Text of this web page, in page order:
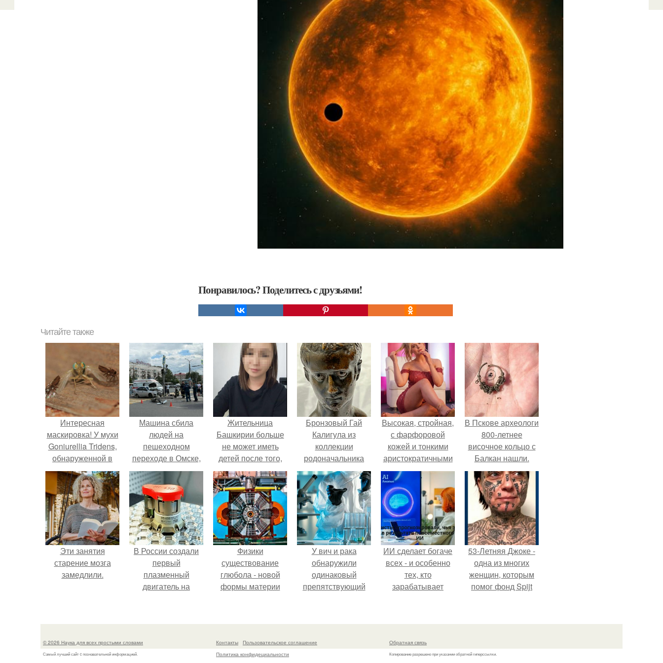
Понравилось? Поделитесь с друзьями!
Читайте также
Интересная
маскировка! У мухи
Goniurellia Tridens,
обнаруженной в
ОАЭ, на крыльях
изображены … ещё
две мухи.
Машина сбила
людей на
пешеходном
переходе в Омске,
пострадали 8
человек.
Жительница
Башкирии больше
не может иметь
детей после того,
как медики сделали
ей аборт на шестом
месяце
беременности и
оставили в матке
плаценту.
Бронзовый Гай
Калигула из
коллекции
родоначальника
готической
литературы Хораса
уолпола (автора
легендарного
романа "Замок
Отранто".
Высокая, стройная,
с фарфоровой
кожей и тонкими
аристократичными
чертами, эль
выглядит так, будто
сошла с полотна
художника.
В Пскове археологи
800-летнее
височное кольцо с
Балкан нашли.
Эти занятия
старение мозга
замедлили.
В России создали
первый
плазменный
двигатель на
Физики
существование
глюбола - новой
формы материи
У вич и рака
обнаружили
одинаковый
препятствующий
ИИ сделает богаче
всех - и особенно
тех, кто
зарабатывает
53-Летняя Джоке -
одна из многих
женщин, которым
помог фонд Spijt
Роттердаме.
© 2026 Наука для всех простыми словами
Самый лучший сайт c познавательной информацией.
Контакты
Пользовательское соглашение
Политика конфидециальности
Обратная связь
Копирование разрешено при указании обратной гиперссылки.